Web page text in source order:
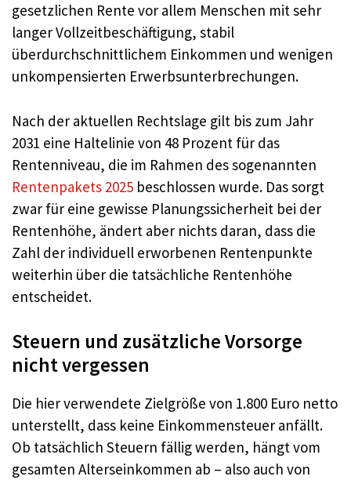
gesetzlichen Rente vor allem Menschen mit sehr
langer Vollzeitbeschäftigung, stabil
überdurchschnittlichem Einkommen und wenigen
unkompensierten Erwerbsunterbrechungen.
Nach der aktuellen Rechtslage gilt bis zum Jahr
2031 eine Haltelinie von 48 Prozent für das
Rentenniveau, die im Rahmen des sogenannten
Rentenpakets 2025 beschlossen wurde. Das sorgt
zwar für eine gewisse Planungssicherheit bei der
Rentenhöhe, ändert aber nichts daran, dass die
Zahl der individuell erworbenen Rentenpunkte
weiterhin über die tatsächliche Rentenhöhe
entscheidet.
Steuern und zusätzliche Vorsorge
nicht vergessen
Die hier verwendete Zielgröße von 1.800 Euro netto
unterstellt, dass keine Einkommensteuer anfällt.
Ob tatsächlich Steuern fällig werden, hängt vom
gesamten Alterseinkommen ab – also auch von